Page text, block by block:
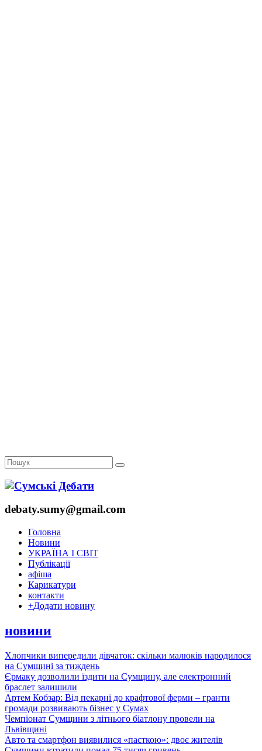
debaty.sumy@gmail.com
Головна
Новини
УКРАЇНА І СВІТ
Публікації
афіша
Карикатури
контакти
+Додати новину
новини
Хлопчики випередили дівчаток: скільки малюків народилося
на Сумщині за тиждень
Єрмаку дозволили їздити на Сумщину, але електронний
браслет залишили
Артем Кобзар: Від пекарні до крафтової ферми – гранти
громади розвивають бізнес у Сумах
Чемпіонат Сумщини з літнього біатлону провели на
Львівщині
Авто та смартфон виявилися «пасткою»: двоє жителів